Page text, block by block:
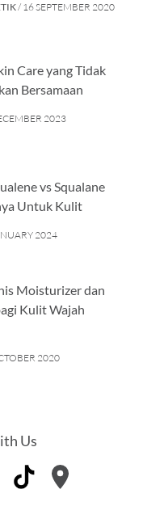
/ 16 SEPTEMBER 2020
Care yang Tidak
Bersamaan
2023
vs Squalane
Untuk Kulit
2024
Moisturizer dan
Kulit Wajah
2020
Us